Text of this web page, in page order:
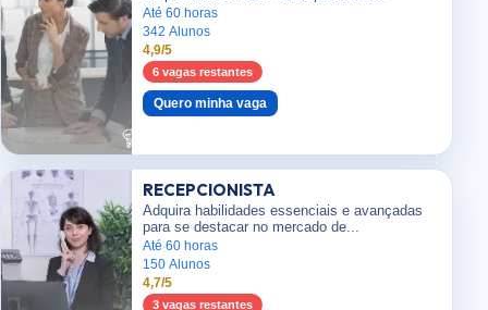
Até 60 horas
342 Alunos
4,9/5
6 vagas restantes
Quero minha vaga
RECEPCIONISTA
Adquira habilidades essenciais e avançadas
para se destacar no mercado de...
Até 60 horas
150 Alunos
4,7/5
3 vagas restantes